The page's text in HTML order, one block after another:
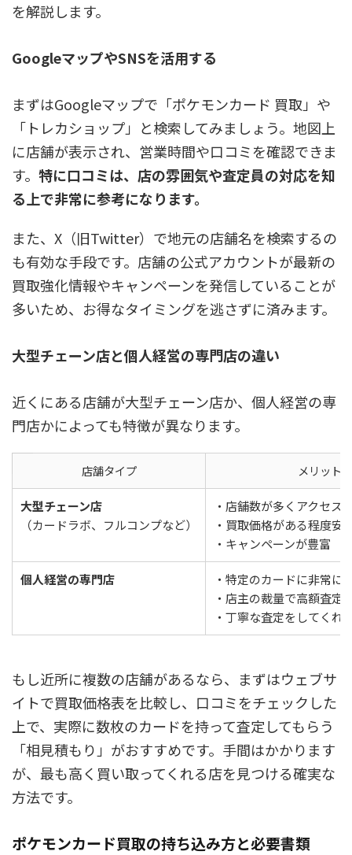
を解説します。
GoogleマップやSNSを活用する
まずはGoogleマップで「ポケモンカード 買取」や
「トレカショップ」と検索してみましょう。地図上
に店舗が表示され、営業時間や口コミを確認できま
す。 特に口コミは、店の雰囲気や査定員の対応を知
る上で非常に参考になります。
また、X（旧Twitter）で地元の店舗名を検索するの
も有効な手段です。 店舗の公式アカウントが最新の
買取強化情報やキャンペーンを発信していることが
多いため、お得なタイミングを逃さずに済みます。
大型チェーン店と個人経営の専門店の違い
近くにある店舗が大型チェーン店か、個人経営の専
門店かによっても特徴が異なります。
店舗タイプ メリット
大型チェーン店
（カードラボ、フルコンプなど）
・店舗数が多くアクセス
・買取価格がある程度安
・キャンペーンが豊富
個人経営の専門店
・特定のカードに非常に
・店主の裁量で高額査定
・丁寧な査定をしてくれ
もし近所に複数の店舗があるなら、まずはウェブサ
イトで買取価格表を比較し、口コミをチェックした
上で、実際に数枚のカードを持って査定してもらう
「相見積もり」がおすすめです。手間はかかります
が、最も高く買い取ってくれる店を見つける確実な
方法です。
ポケモンカード買取の持ち込み方と必要書類